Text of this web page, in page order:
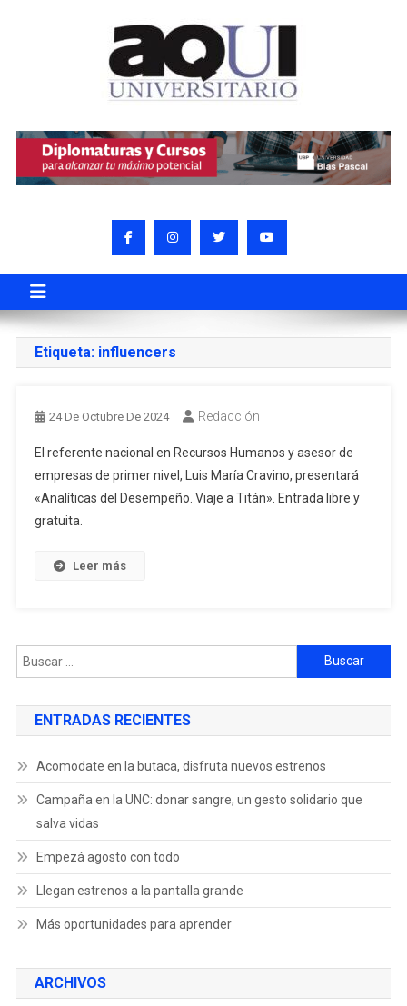
Etiqueta: influencers
24 De Octubre De 2024 Redacción
El referente nacional en Recursos Humanos y asesor de
empresas de primer nivel, Luis María Cravino, presentará
«Analíticas del Desempeño. Viaje a Titán». Entrada libre y
gratuita.
Leer más
ENTRADAS RECIENTES
Acomodate en la butaca, disfruta nuevos estrenos
Campaña en la UNC: donar sangre, un gesto solidario que
salva vidas
Empezá agosto con todo
Llegan estrenos a la pantalla grande
Más oportunidades para aprender
ARCHIVOS